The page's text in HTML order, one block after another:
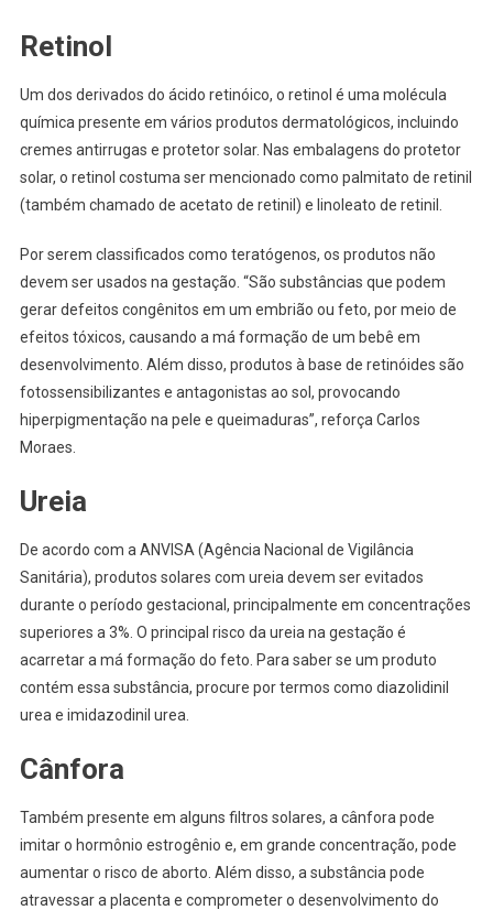
Retinol
Um dos derivados do ácido retinóico, o retinol é uma molécula
química presente em vários produtos dermatológicos, incluindo
cremes antirrugas e protetor solar. Nas embalagens do protetor
solar, o retinol costuma ser mencionado como palmitato de retinil
(também chamado de acetato de retinil) e linoleato de retinil.
Por serem classificados como teratógenos, os produtos não
devem ser usados na gestação. “São substâncias que podem
gerar defeitos congênitos em um embrião ou feto, por meio de
efeitos tóxicos, causando a má formação de um bebê em
desenvolvimento. Além disso, produtos à base de retinóides são
fotossensibilizantes e antagonistas ao sol, provocando
hiperpigmentação na pele e queimaduras”, reforça Carlos
Moraes.
Ureia
De acordo com a ANVISA (Agência Nacional de Vigilância
Sanitária), produtos solares com ureia devem ser evitados
durante o período gestacional, principalmente em concentrações
superiores a 3%. O principal risco da ureia na gestação é
acarretar a má formação do feto. Para saber se um produto
contém essa substância, procure por termos como diazolidinil
urea e imidazodinil urea.
Cânfora
Também presente em alguns filtros solares, a cânfora pode
imitar o hormônio estrogênio e, em grande concentração, pode
aumentar o risco de aborto. Além disso, a substância pode
atravessar a placenta e comprometer o desenvolvimento do